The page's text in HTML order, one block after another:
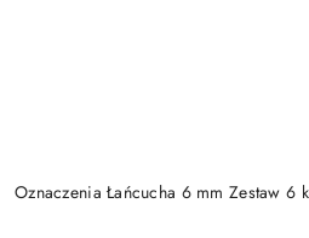
Oznaczenia Łańcucha 6 mm Zestaw 6